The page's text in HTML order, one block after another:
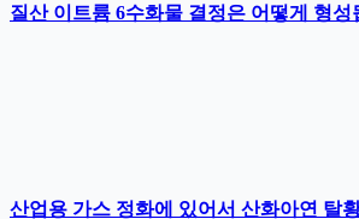
질산 이트륨 6수화물 결정은 어떻게 형성
산업용 가스 정화에 있어서 산화아연 탈